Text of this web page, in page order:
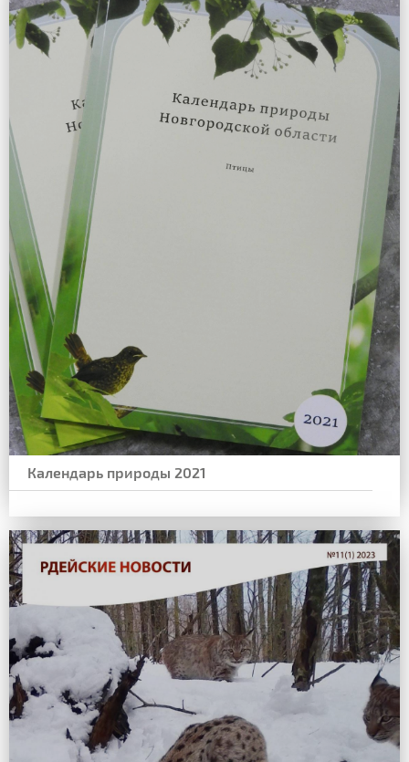
Календарь природы 2021